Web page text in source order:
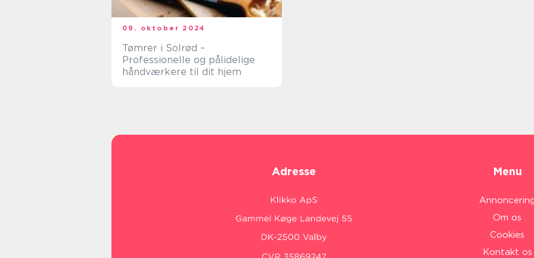
09. oktober 2024
Tømrer i Solrød –
Professionelle og pålidelige
håndværkere til dit hjem
Adresse Menu
Om os
Cookies
Kontakt os